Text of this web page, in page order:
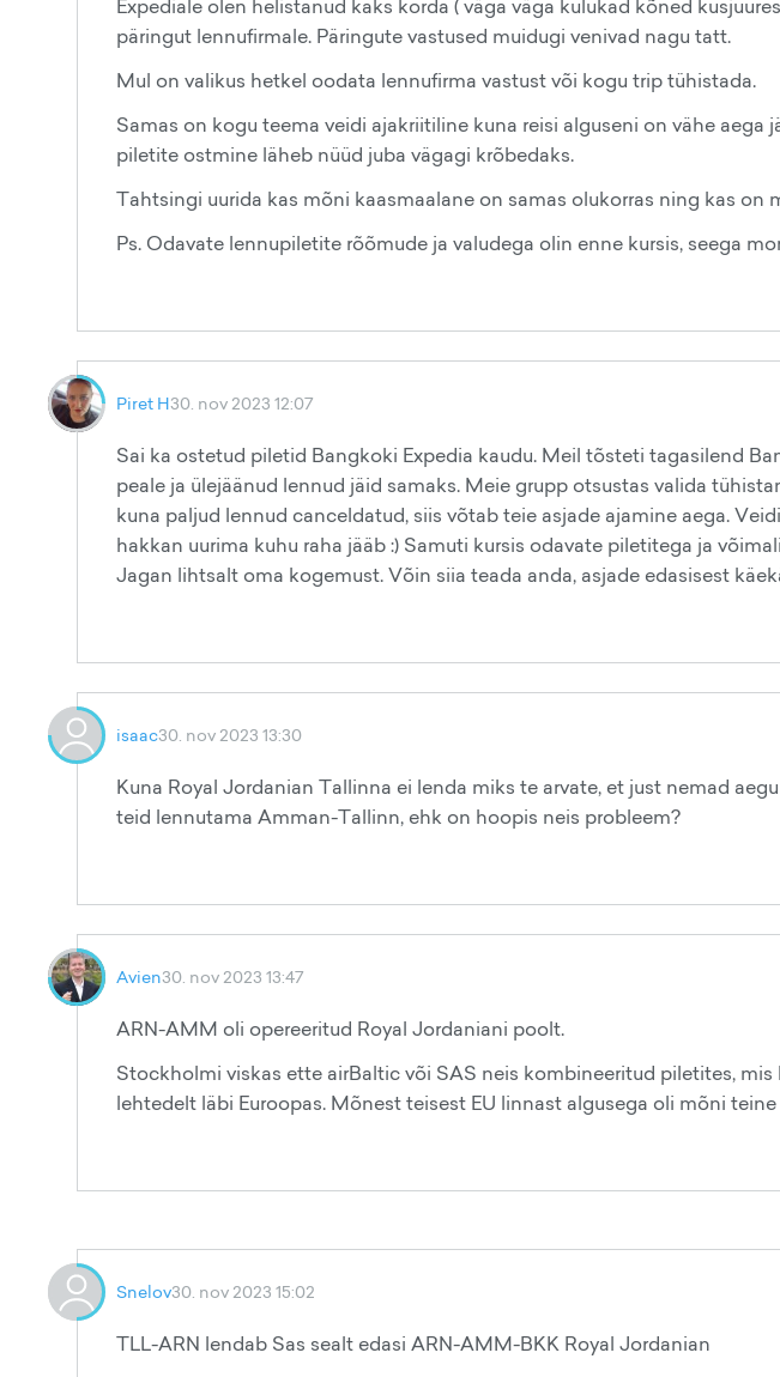
Expediale olen helistanud kaks korda ( väga väga kulukad kõned
päringut lennufirmale. Päringute vastused muidugi venivad nagu tatt.
Mul on valikus hetkel oodata lennufirma vastust või kogu trip tühistada.
Samas on kogu teema veidi ajakriitiline kuna reisi alguseni on vähe aega
piletite ostmine läheb nüüd juba vägagi krõbedaks.
Tahtsingi uurida kas mõni kaasmaalane on samas olukorras ning kas on
Ps. Odavate lennupiletite rõõmude ja valudega olin enne kursis, seega
Piret H30. nov 2023 12:07
Sai ka ostetud piletid Bangkoki Expedia kaudu. Meil tõsteti tagasilend
peale ja ülejäänud lennud jäid samaks. Meie grupp otsustas valida
kuna paljud lennud canceldatud, siis võtab teie asjade ajamine aega.
hakkan uurima kuhu raha jääb :) Samuti kursis odavate piletitega ja
Jagan lihtsalt oma kogemust. Võin siia teada anda, asjade edasisest
isaac30. nov 2023 13:30
Kuna Royal Jordanian Tallinna ei lenda miks te arvate, et just nemad
teid lennutama Amman-Tallinn, ehk on hoopis neis probleem?
Avien30. nov 2023 13:47
ARN-AMM oli opereeritud Royal Jordaniani poolt.
Stockholmi viskas ette airBaltic või SAS neis kombineeritud piletites,
lehtedelt läbi Euroopas. Mõnest teisest EU linnast algusega oli mõni
Snelov30. nov 2023 15:02
TLL-ARN lendab Sas sealt edasi ARN-AMM-BKK Royal Jordanian